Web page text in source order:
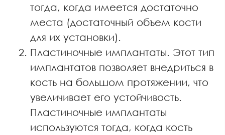
тогда, когда имеется достаточно
места (достаточный объем кости
для их установки).
Пластиночные имплантаты. Этот тип
имплантатов позволяет внедриться в
кость на большом протяжении, что
увеличивает его устойчивость.
Пластиночные имплантаты
используются тогда, когда кость